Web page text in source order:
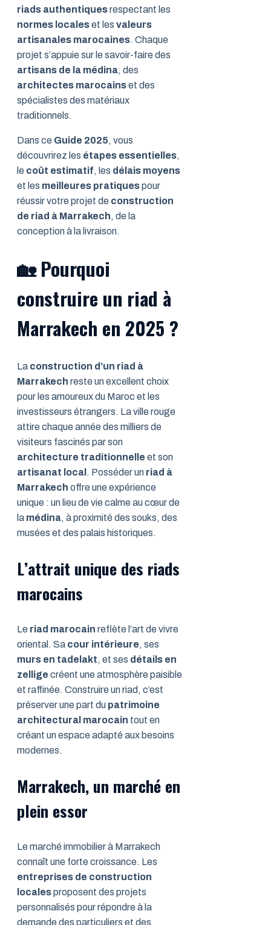
riads authentiquesrespectant les
normes localeset les valeurs
artisanales marocaines. Chaque
projet s’appuie sur le savoir-faire des
artisans de la médina, des
architectes marocainset des
spécialistes des matériaux
traditionnels.
Dans ce Guide 2025, vous
découvrirez les étapes essentielles,
le coût estimatif, les délais moyens
et les meilleures pratiquespour
réussir votre projet de construction
de riad à Marrakech, de la
conception à la livraison.
🏡Pourquoi
construire un riad à
Marrakech en 2025 ?
La construction d’un riad à
Marrakech reste un excellent choix
pour les amoureux du Maroc et les
investisseurs étrangers. La ville rouge
attire chaque année des milliers de
visiteurs fascinés par son
architecture traditionnelle et son
artisanat local . Posséder un riad à
Marrakech offre une expérience
unique : un lieu de vie calme au cœur de
la médina, à proximité des souks, des
musées et des palais historiques.
L’attrait unique des riads
marocains
Le riad marocain reflète l’art de vivre
oriental. Sa cour intérieure, ses
murs en tadelakt, et ses détails en
zellige créent une atmosphère paisible
et raffinée. Construire un riad, c’est
préserver une part du patrimoine
architectural marocain tout en
créant un espace adapté aux besoins
modernes.
Marrakech, un marché en
plein essor
Le marché immobilier à Marrakech
connaît une forte croissance. Les
entreprises de construction
localesproposent des projets
personnalisés pour répondre à la
demande des particuliers et des